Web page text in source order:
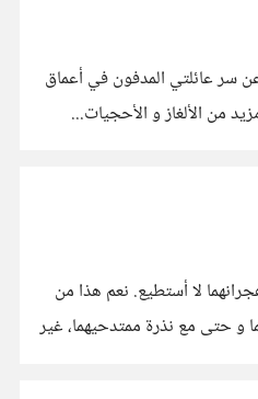
عائلتي المدفون في أعماق
من الألغاز و الأحجيات...
لا أستطيع. نعم هذا من
نجمتين من أشهر المشاهير إلا أنني متيم بعشقهما رغم ذلك. بالرغم من كثرة منتقديهما و حتى مع نذرة ممتدحيهما، غير